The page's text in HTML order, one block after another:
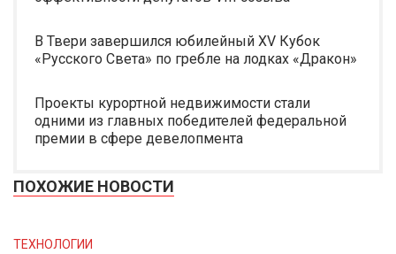
В Твери завершился юбилейный XV Кубок
«Русского Света» по гребле на лодках «Дракон»
Проекты курортной недвижимости стали
одними из главных победителей федеральной
премии в сфере девелопмента
ПОХОЖИЕ НОВОСТИ
ТЕХНОЛОГИИ